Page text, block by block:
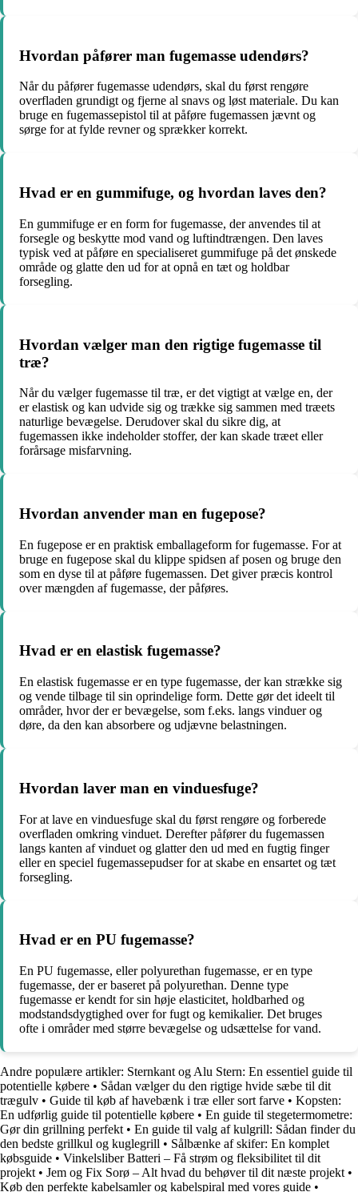
Hvordan påfører man fugemasse udendørs?
Når du påfører fugemasse udendørs, skal du først rengøre
overfladen grundigt og fjerne al snavs og løst materiale. Du kan
bruge en fugemassepistol til at påføre fugemassen jævnt og
sørge for at fylde revner og sprækker korrekt.
Hvad er en gummifuge, og hvordan laves den?
En gummifuge er en form for fugemasse, der anvendes til at
forsegle og beskytte mod vand og luftindtrængen. Den laves
typisk ved at påføre en specialiseret gummifuge på det ønskede
område og glatte den ud for at opnå en tæt og holdbar
forsegling.
Hvordan vælger man den rigtige fugemasse til
træ?
Når du vælger fugemasse til træ, er det vigtigt at vælge en, der
er elastisk og kan udvide sig og trække sig sammen med træets
naturlige bevægelse. Derudover skal du sikre dig, at
fugemassen ikke indeholder stoffer, der kan skade træet eller
forårsage misfarvning.
Hvordan anvender man en fugepose?
En fugepose er en praktisk emballageform for fugemasse. For at
bruge en fugepose skal du klippe spidsen af posen og bruge den
som en dyse til at påføre fugemassen. Det giver præcis kontrol
over mængden af fugemasse, der påføres.
Hvad er en elastisk fugemasse?
En elastisk fugemasse er en type fugemasse, der kan strække sig
og vende tilbage til sin oprindelige form. Dette gør det ideelt til
områder, hvor der er bevægelse, som f.eks. langs vinduer og
døre, da den kan absorbere og udjævne belastningen.
Hvordan laver man en vinduesfuge?
For at lave en vinduesfuge skal du først rengøre og forberede
overfladen omkring vinduet. Derefter påfører du fugemassen
langs kanten af ​​vinduet og glatter den ud med en fugtig finger
eller en speciel fugemassepudser for at skabe en ensartet og tæt
forsegling.
Hvad er en PU fugemasse?
En PU fugemasse, eller polyurethan fugemasse, er en type
fugemasse, der er baseret på polyurethan. Denne type
fugemasse er kendt for sin høje elasticitet, holdbarhed og
modstandsdygtighed over for fugt og kemikalier. Det bruges
ofte i områder med større bevægelse og udsættelse for vand.
Andre populære artikler: Sternkant og Alu Stern: En essentiel guide til
potentielle købere • Sådan vælger du den rigtige hvide sæbe til dit
trægulv • Guide til køb af havebænk i træ eller sort farve • Kopsten:
En udførlig guide til potentielle købere • En guide til stegetermometre:
Gør din grillning perfekt • En guide til valg af kulgrill: Sådan finder du
den bedste grillkul og kuglegrill • Sålbænke af skifer: En komplet
købsguide • Vinkelsliber Batteri – Få strøm og fleksibilitet til dit
projekt • Jem og Fix Sorø – Alt hvad du behøver til dit næste projekt •
Køb den perfekte kabelsamler og kabelspiral med vores guide •